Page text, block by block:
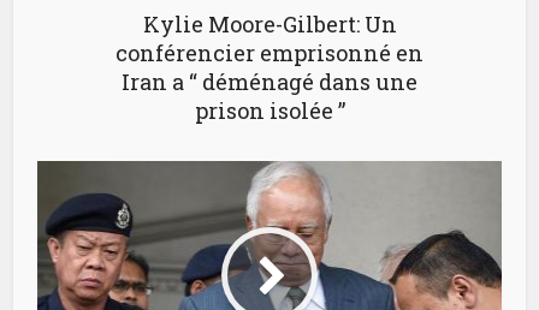
Kylie Moore-Gilbert: Un
conférencier emprisonné en
Iran a “ déménagé dans une
prison isolée ”